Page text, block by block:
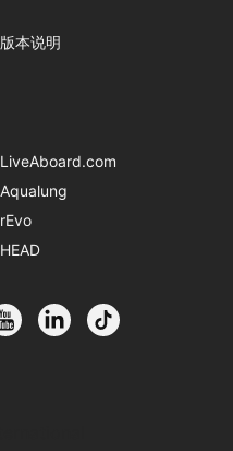
版本说明
LiveAboard.com
Aqualung
rEvo
HEAD